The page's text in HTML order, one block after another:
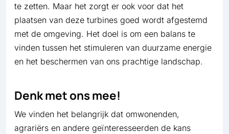
te zetten. Maar het zorgt er ook voor dat het
plaatsen van deze turbines goed wordt afgestemd
met de omgeving. Het doel is om een balans te
vinden tussen het stimuleren van duurzame energie
en het beschermen van ons prachtige landschap.
Denk met ons mee!
We vinden het belangrijk dat omwonenden,
agrariërs en andere geïnteresseerden de kans